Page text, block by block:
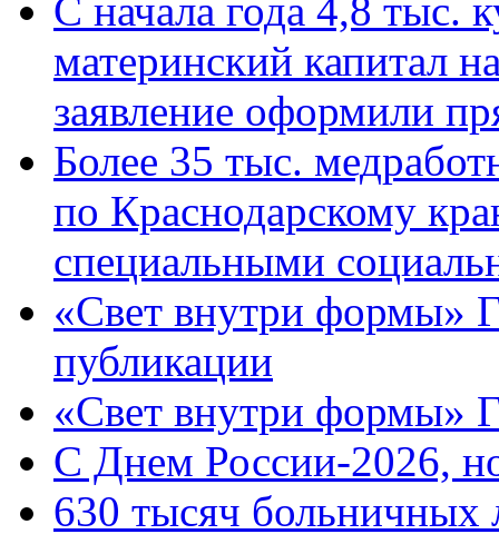
С начала года 4,8 тыс.
материнский капитал
заявление оформили
Более 35 тыс.
по Краснодарскому
специальными
«Свет внутри формы»
публикации
«Свет внутри формы»
C Днем России-2026,
630 тысяч больничных